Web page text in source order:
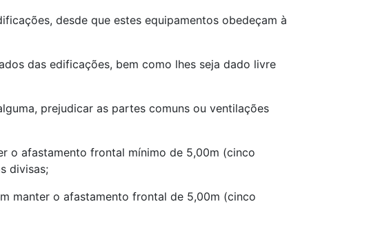
desde que estes equipamentos obedeçam à
das edificações, bem como lhes seja dado livre
prejudicar as partes comuns ou ventilações
o afastamento frontal mínimo de 5,00m (cinco
divisas;
manter o afastamento frontal de 5,00m (cinco